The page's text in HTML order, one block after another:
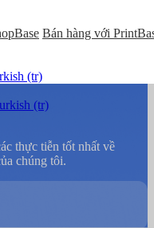
Bán hàng với
(tr)
(tr)
thực tiễn tốt nhất về
chúng tôi.